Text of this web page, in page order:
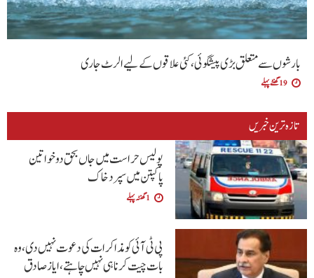
بارشوں سے متعلق بڑی پیشگوئی، کئی علاقوں کے لیے الرٹ جاری
19 گھنٹے پہلے
تازہ ترین خبریں
پولیس حراست میں جاں بحق دو خواتین
پاکپتن میں سپرد خاک
1 گھنٹہ پہلے
پی ٹی آئی کو مذاکرات کی دعوت نہیں دی،وہ
بات چیت کرنا ہی نہیں چاہتے،ایاز صادق